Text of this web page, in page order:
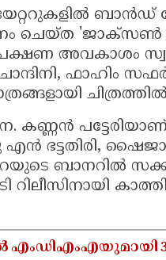
ബാന്‍ഡ്
ചെയ്ത
അവകാശം
ഫാഹിം
ചിത്രത്തില്‍
കണ്ണന്‍
എന്‍ ഭട്ടതിരി,
ബാനറില്‍
എംഡിഎംഎയുമായി